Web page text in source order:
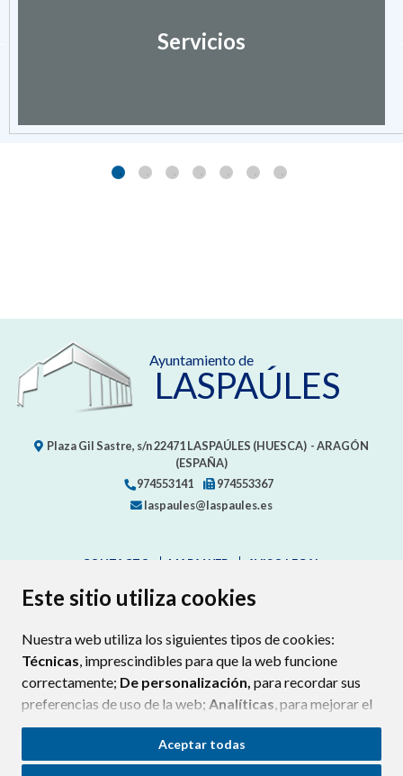
Este sitio utiliza cookies
Nuestra web utiliza los siguientes tipos de cookies:
Técnicas, imprescindibles para que la web funcione
correctamente; De personalización, para recordar sus
preferencias de uso de la web; Analíticas, para mejorar el
funcionamiento de la web y sus servicios.
Si acepta pulsando el botón“Aceptar todas”
Aceptar todas
Servicios
Ayuntamiento de
LASPAÚLES
Plaza Gil Sastre, s/n22471LASPAÚLES (HUESCA) - ARAGÓN
(ESPAÑA)
974553141
974553367
laspaules@laspaules.es
CONTACTO MAPA WEB
AVISO LEGAL
PROTECCIÓN DE DATOS
POLÍTICA DE COOKIES